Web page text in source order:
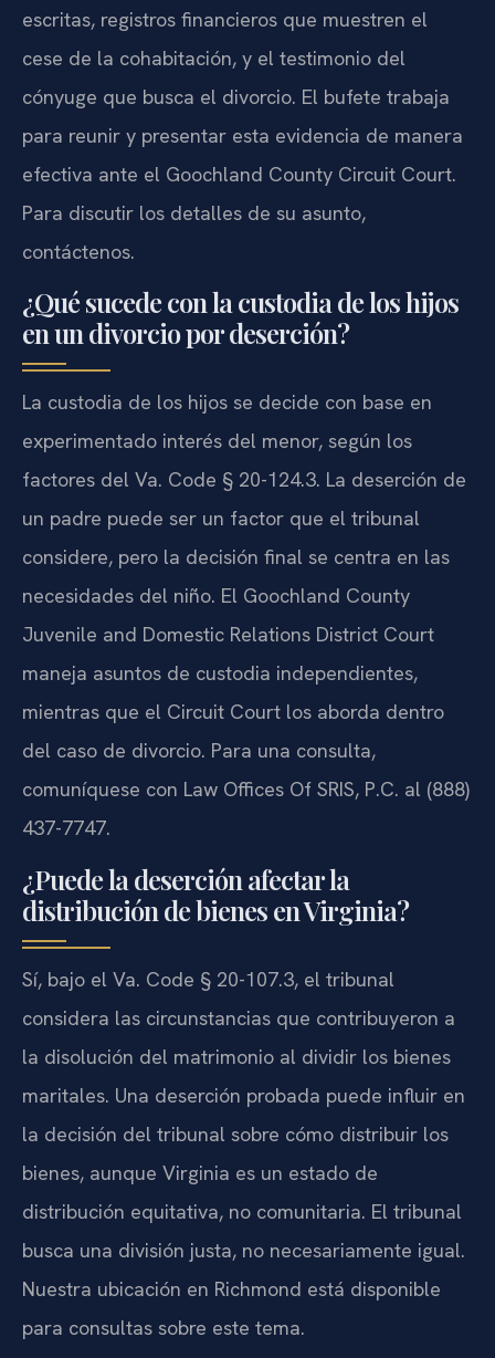
escritas, registros financieros que muestren el
cese de la cohabitación, y el testimonio del
cónyuge que busca el divorcio. El bufete trabaja
para reunir y presentar esta evidencia de manera
efectiva ante el Goochland County Circuit Court.
Para discutir los detalles de su asunto,
contáctenos.
¿Qué sucede con la custodia de los hijos
en un divorcio por deserción?
La custodia de los hijos se decide con base en
experimentado interés del menor, según los
factores del Va. Code § 20-124.3. La deserción de
un padre puede ser un factor que el tribunal
considere, pero la decisión final se centra en las
necesidades del niño. El Goochland County
Juvenile and Domestic Relations District Court
maneja asuntos de custodia independientes,
mientras que el Circuit Court los aborda dentro
del caso de divorcio. Para una consulta,
comuníquese con Law Offices Of SRIS, P.C. al (888)
437-7747.
¿Puede la deserción afectar la
distribución de bienes en Virginia?
Sí, bajo el Va. Code § 20-107.3, el tribunal
considera las circunstancias que contribuyeron a
la disolución del matrimonio al dividir los bienes
maritales. Una deserción probada puede influir en
la decisión del tribunal sobre cómo distribuir los
bienes, aunque Virginia es un estado de
distribución equitativa, no comunitaria. El tribunal
busca una división justa, no necesariamente igual.
Nuestra ubicación en Richmond está disponible
para consultas sobre este tema.